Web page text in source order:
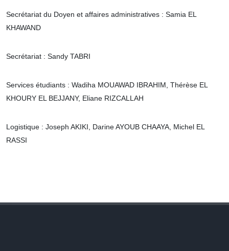
Secrétariat du Doyen et affaires administratives : Samia EL
KHAWAND
Secrétariat : Sandy TABRI
Services étudiants : Wadiha MOUAWAD IBRAHIM, Thérèse EL
KHOURY EL BEJJANY, Eliane RIZCALLAH
Logistique : Joseph AKIKI, Darine AYOUB CHAAYA, Michel EL
RASSI